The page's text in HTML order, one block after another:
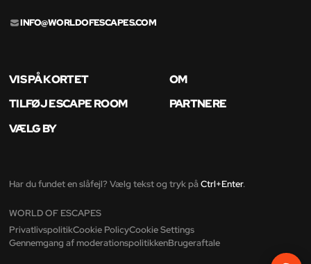
INFO@WORLDOFESCAPES.COM
VIS PÅ KORTET
OM
TILFØJ ESCAPE ROOM
PARTNERE
VÆLG BY
Har du fundet en slåfejl? Vælg tekst og tryk på Ctrl+Enter.
WORLD OF ESCAPES
PrivatlivspolitikCookie PolicyCookie Settings
Gennemgang af moderationspolitikkenBrugeraftale